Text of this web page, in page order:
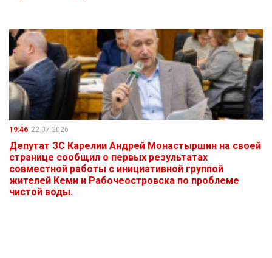
19:46 22.07.2026
Депутат ЗС Карелии Андрей Монастыршин на своей
странице сообщил о первых результатах
совместной работы с инициативной группой
жителей Кеми и Рабочеостровска по проблеме
чистой воды.